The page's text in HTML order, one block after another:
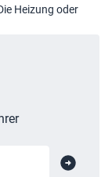
Heizung oder